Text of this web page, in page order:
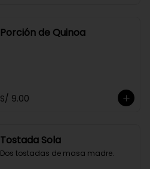
Porción de Quinoa
S/ 9.00
Tostada Sola
Dos tostadas de masa madre.